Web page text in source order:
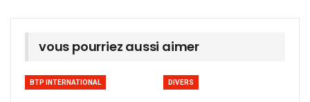
vous pourriez aussi aimer
BTP INTERNATIONAL DIVERS